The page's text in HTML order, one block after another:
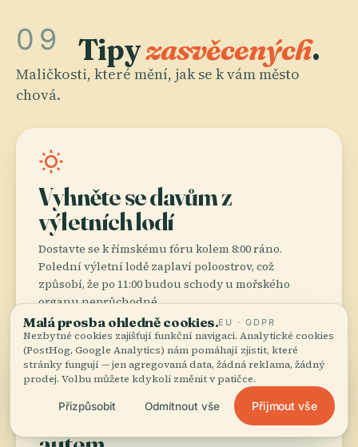
09 Tipyzasvěcených.
Maličkosti, které mění, jak se k vám město
chová.
wb_sunny
Vyhněte se davům z
výletních lodí
Dostavte se k římskému fóru kolem 8:00 ráno.
Polední výletní lodě zaplaví poloostrov, což
způsobí, že po 11:00 budou schody u mořského
organu neprůchodné.
directions_walk
Choďte pěšky, nejezděte
Malá prosba ohledně cookies.EU · GDPR
Nezbytné cookies zajišťují funkční navigaci. Analytické cookies
(PostHog, Google Analytics) nám pomáhají zjistit, které
stránky fungují — jen agregovaná data, žádná reklama, žádný
prodej. Volbu můžete kdykoli změnit v patičce.
Přizpůsobit Odmítnout vše Přijmout vše